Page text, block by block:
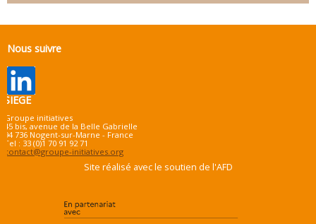
Nous suivre
SIEGE
Groupe initiatives
45 bis, avenue de la Belle Gabrielle
94 736 Nogent-sur-Marne - France
Tel : 33 (0)1 70 91 92 71
contact@groupe-initiatives.org
Site réalisé avec le soutien de l'AFD